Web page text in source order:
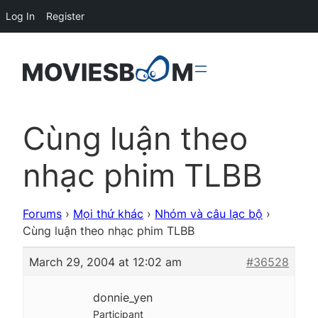
Cùng luận theo
nhạc phim TLBB
Forums › Mọi thứ khác › Nhóm và câu lạc bộ ›
Cùng luận theo nhạc phim TLBB
March 29, 2004 at 12:02 am #36528
donnie_yen
Participant
Log In Register